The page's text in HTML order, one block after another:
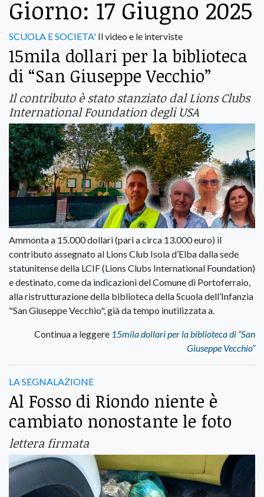
Giorno: 17 Giugno 2025
SCUOLA E SOCIETA' Il video e le interviste
15mila dollari per la biblioteca
di “San Giuseppe Vecchio”
Il contributo è stato stanziato dal Lions Clubs
International Foundation degli USA
Ammonta a 15.000 dollari (pari a circa 13.000 euro) il
contributo assegnato al Lions Club Isola d’Elba dalla sede
statunitense della LCIF (Lions Clubs International Foundation)
e destinato, come da indicazioni del Comune di Portoferraio,
alla ristrutturazione della biblioteca della Scuola dell’Infanzia
"San Giuseppe Vecchio", già da tempo inutilizzata a.
Continua a leggere 15mila dollari per la biblioteca di “San
Giuseppe Vecchio”
LA SEGNALAZIONE
Al Fosso di Riondo niente è
cambiato nonostante le foto
lettera firmata